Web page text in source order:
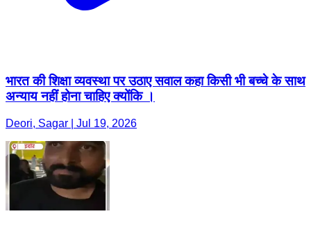
भारत की शिक्षा व्यवस्था पर उठाए सवाल कहा किसी भी बच्चे के साथ
अन्याय नहीं होना चाहिए क्योंकि ।
Deori, Sagar | Jul 19, 2026